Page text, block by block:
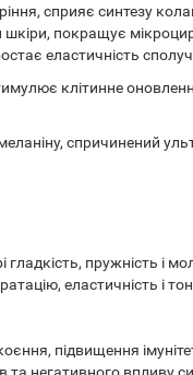
сприяє синтезу
покращує
еластичність
клітинне
спричинений
пружність і
еластичність і
підвищення